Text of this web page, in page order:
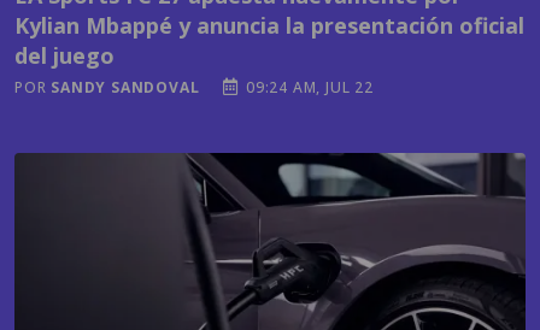
PORSANDY SANDOVAL 09:24 AM, JUL 22